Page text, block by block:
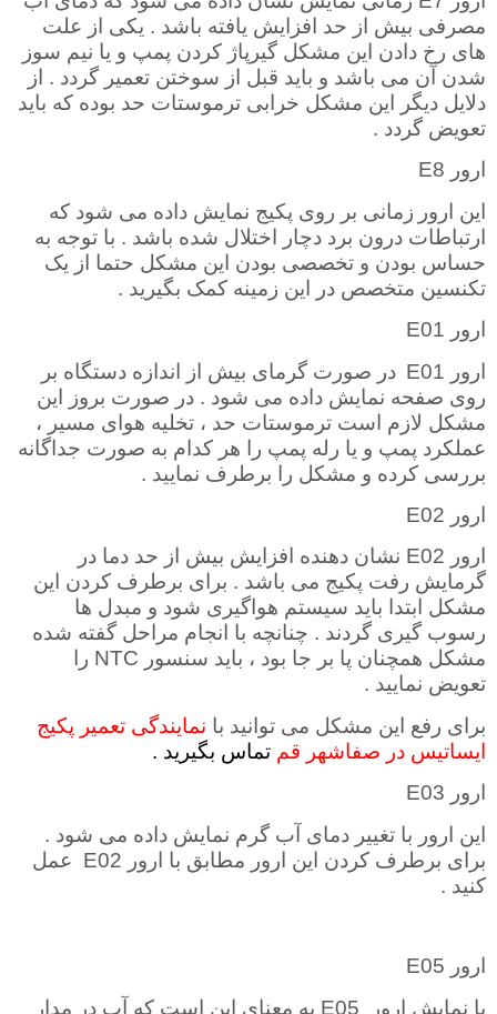
مصرفی بیش از حد افزایش یافته باشد . یکی از علت
های رخ دادن این مشکل گیرپاژ کردن پمپ و یا نیم سوز
شدن آن می باشد و باید قبل از سوختن تعمیر گردد . از
دلایل دیگر این مشکل خرابی ترموستات حد بوده که باید
تعویض گردد .
ارور E8
این ارور زمانی بر روی پکیج نمایش داده می شود که
ارتباطات درون برد دچار اختلال شده باشد . با توجه به
حساس بودن و تخصصی بودن این مشکل حتما از یک
تکنسین متخصص در این زمینه کمک بگیرید .
ارور E01
ارور E01 در صورت گرمای بیش از اندازه دستگاه بر
روی صفحه نمایش داده می شود . در صورت بروز این
مشکل لازم است ترموستات حد ، تخلیه هوای مسیر ،
عملکرد پمپ و یا رله پمپ را هر کدام به صورت جداگانه
بررسی کرده و مشکل را برطرف نمایید .
ارور E02
ارور E02 نشان دهنده افزایش بیش از حد دما در
گرمایش رفت پکیج می باشد . برای برطرف کردن این
مشکل ابتدا باید سیستم هواگیری شود و مبدل ها
رسوب گیری گردند . چنانچه با انجام مراحل گفته شده
مشکل همچنان پا بر جا بود ، باید سنسور NTC را
تعویض نمایید .
برای رفع این مشکل می توانید با نمایندگی تعمیر پکیج
ایساتیس در صفاشهر قم تماس بگیرید .
ارور E03
این ارور با تغییر دمای آب گرم نمایش داده می شود .
برای برطرف کردن این ارور مطابق با ارور E02 عمل
کنید .
ارور E05
با نمایش ارور
E05 به معنای این است که آب در مدار